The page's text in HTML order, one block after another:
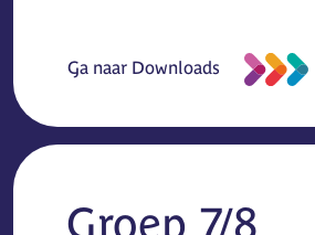
Ga naar Downloads
Groep 7/8